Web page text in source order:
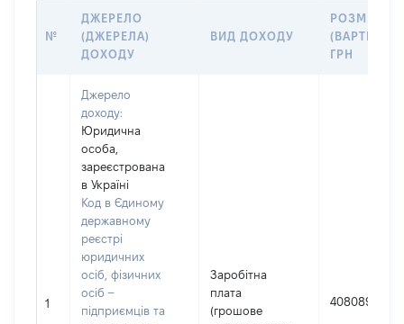
№
ДЖЕРЕЛО
(ДЖЕРЕЛА)
ДОХОДУ
ВИД ДОХОДУ
РОЗМІР
(ВАРТІСТЬ),
ГРН
1
Джерело
доходу:
Юридична
особа,
зареєстрована
в Україні
Код в Єдиному
державному
реєстрі
юридичних
осіб, фізичних
осіб –
підприємців та
Заробітна
плата
(грошове
408089